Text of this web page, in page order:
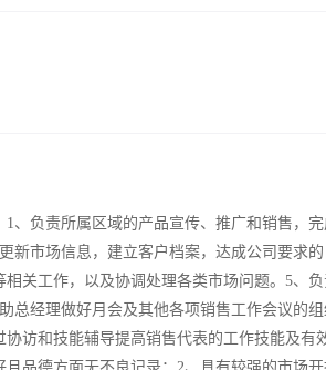
1、负责所属区域的产品宣传、推广和销售，
新市场信息，建立客户档案，达成公司要求
相关工作，以及协调处理各类市场问题。5、
总经理做好月会及其他各项销售工作会议的
协访和技能辅导提高销售代表的工作技能及